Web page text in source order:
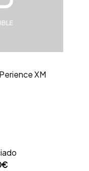
XM